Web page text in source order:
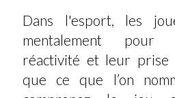
Dans l'esport, les
mentalement pour
réactivité et leur prise
que ce que l’on